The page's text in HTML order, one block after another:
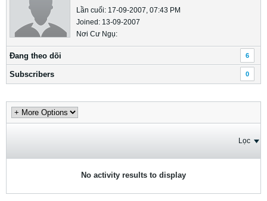
Lần cuối: 17-09-2007, 07:43 PM
Joined: 13-09-2007
Nơi Cư Ngụ:
Ðang theo dõi 6
Subscribers 0
Lọc
No activity results to display